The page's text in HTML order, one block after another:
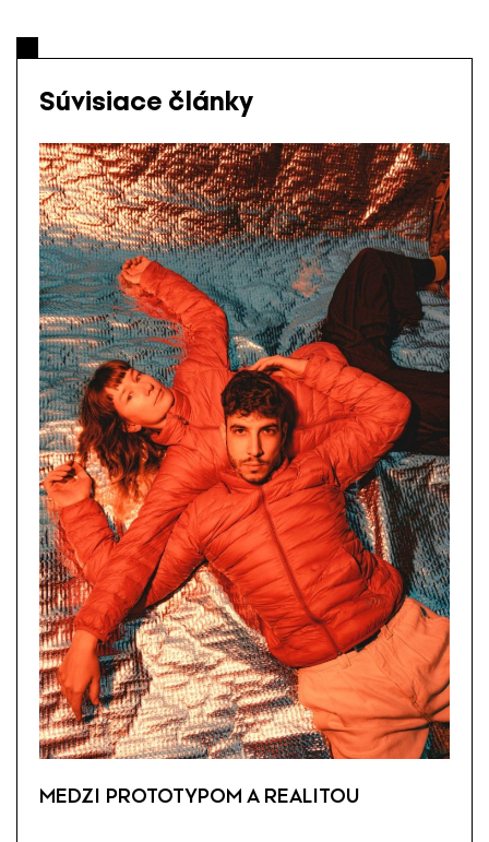
Súvisiace články
MEDZI PROTOTYPOM A REALITOU